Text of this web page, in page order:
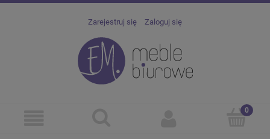
Zarejestruj się Zaloguj się